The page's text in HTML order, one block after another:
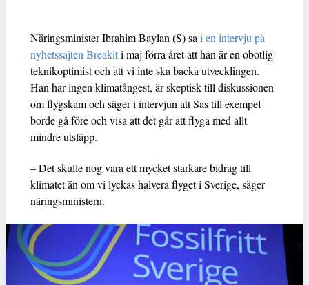
Näringsminister Ibrahim Baylan (S) sa i en intervju på
nyhetssajten Breakiti maj förra året att han är en obotlig
teknikoptimist och att vi inte ska backa utvecklingen.
Han har ingen klimatångest, är skeptisk till diskussionen
om flygskam och säger i intervjun att Sas till exempel
borde gå före och visa att det går att flyga med allt
mindre utsläpp.
– Det skulle nog vara ett mycket starkare bidrag till
klimatet än om vi lyckas halvera flyget i Sverige, säger
näringsministern.